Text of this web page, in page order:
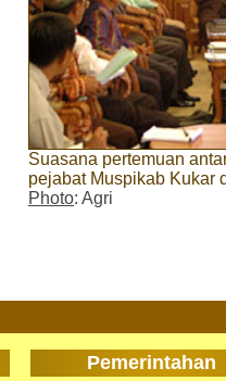
Suasana pertemuan
pejabat Muspikab Kukar
Photo: Agri
Pemerintahan